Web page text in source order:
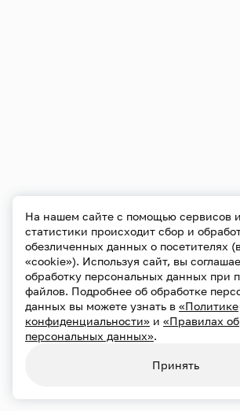
На нашем сайте с помощью сервисов
статистики происходит сбор и
обезличенных данных о посетителях
«cookie»). Используя сайт, вы
обработку персональных данных при
файлов. Подробнее об обработке
данных вы можете узнать в «Политике
конфиденциальности» и «Правилах
персональных данных».
Принять